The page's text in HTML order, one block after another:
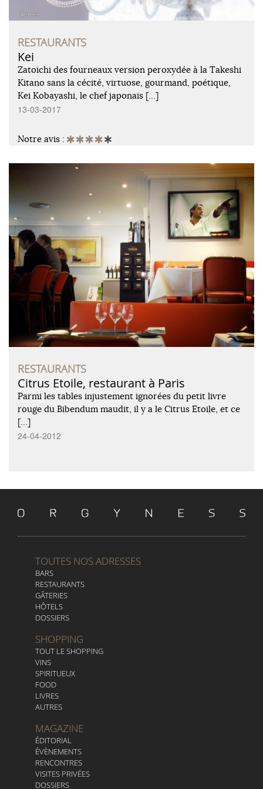
RESTAURANTS
Kei
Zatoichi des fourneaux version peroxydée à la Takeshi
Kitano sans la cécité, virtuose, gourmand, poétique,
Kei Kobayashi, le chef japonais […]
13-03-2017
Notre avis :
RESTAURANTS
Citrus Etoile, restaurant à Paris
Parmi les tables injustement ignorées du petit livre
rouge du Bibendum maudit, il y a le Citrus Etoile, et ce
[…]
24-04-2012
TOUTES NOS ADRESSES
BARS
RESTAURANTS
GÂTERIES
HÔTELS
DOSSIERS
SHOPPING
TOUT LE SHOPPING
VINS
SPIRITUEUX
FOOD
LIVRES
AUTRES
MAGAZINE
ÉDITORIAL
ÉVÈNEMENTS
RENCONTRES
VISITES PRIVÉES
DOSSIERS